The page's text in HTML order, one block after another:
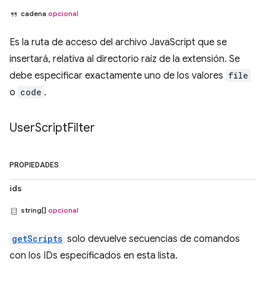
cadena opcional
Es la ruta de acceso del archivo JavaScript que se
insertará, relativa al directorio raíz de la extensión. Se
debe especificar exactamente uno de los valores file
o code .
UserScriptFilter
PROPIEDADES
ids
string[] opcional
getScripts solo devuelve secuencias de comandos
con los IDs especificados en esta lista.